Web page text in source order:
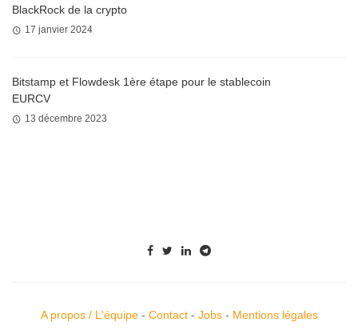
BlackRock de la crypto
17 janvier 2024
Bitstamp et Flowdesk 1ère étape pour le stablecoin
EURCV
13 décembre 2023
A propos / L'équipe- Contact- Jobs- Mentions légales